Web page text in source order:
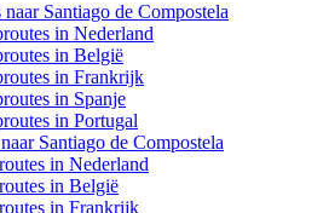
Santiago de Compostela
in Nederland
in België
in Frankrijk
in Spanje
in Portugal
Santiago de Compostela
in Nederland
in België
in Frankrijk